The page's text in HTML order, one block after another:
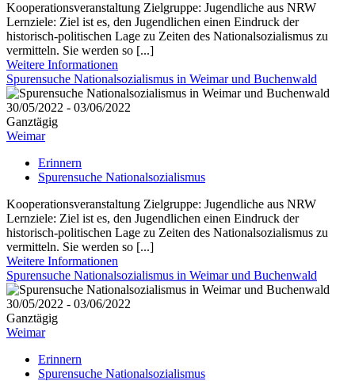
Kooperationsveranstaltung Zielgruppe: Jugendliche aus NRW
Lernziele: Ziel ist es, den Jugendlichen einen Eindruck der
historisch-politischen Lage zu Zeiten des Nationalsozialismus zu
vermitteln. Sie werden so [...]
Weitere Informationen
Spurensuche Nationalsozialismus in Weimar und Buchenwald
30/05/2022 - 03/06/2022
Ganztägig
Weimar
Erinnern
Spurensuche Nationalsozialismus
Kooperationsveranstaltung Zielgruppe: Jugendliche aus NRW
Lernziele: Ziel ist es, den Jugendlichen einen Eindruck der
historisch-politischen Lage zu Zeiten des Nationalsozialismus zu
vermitteln. Sie werden so [...]
Weitere Informationen
Spurensuche Nationalsozialismus in Weimar und Buchenwald
30/05/2022 - 03/06/2022
Ganztägig
Weimar
Erinnern
Spurensuche Nationalsozialismus